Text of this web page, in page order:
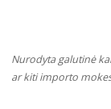
Nurodyta galutinė
ar kiti importo